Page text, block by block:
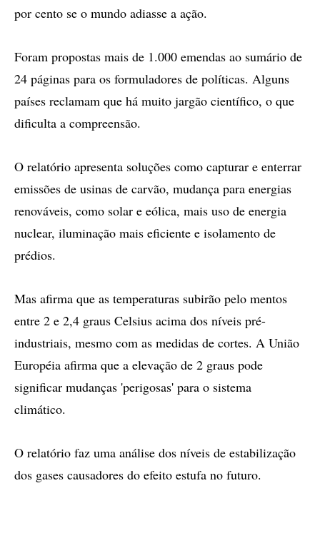
por cento se o mundo adiasse a ação.
Foram propostas mais de 1.000 emendas ao sumário de
24 páginas para os formuladores de políticas. Alguns
países reclamam que há muito jargão científico, o que
dificulta a compreensão.
O relatório apresenta soluções como capturar e enterrar
emissões de usinas de carvão, mudança para energias
renováveis, como solar e eólica, mais uso de energia
nuclear, iluminação mais eficiente e isolamento de
prédios.
Mas afirma que as temperaturas subirão pelo mentos
entre 2 e 2,4 graus Celsius acima dos níveis pré-
industriais, mesmo com as medidas de cortes. A União
Européia afirma que a elevação de 2 graus pode
significar mudanças 'perigosas' para o sistema
climático.
O relatório faz uma análise dos níveis de estabilização
dos gases causadores do efeito estufa no futuro.